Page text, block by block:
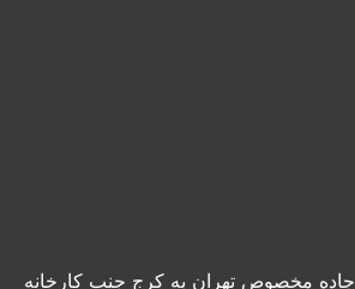
آدرس : کیلومتر 24 جاده مخصوص تهران به کرج جنب کارخانه